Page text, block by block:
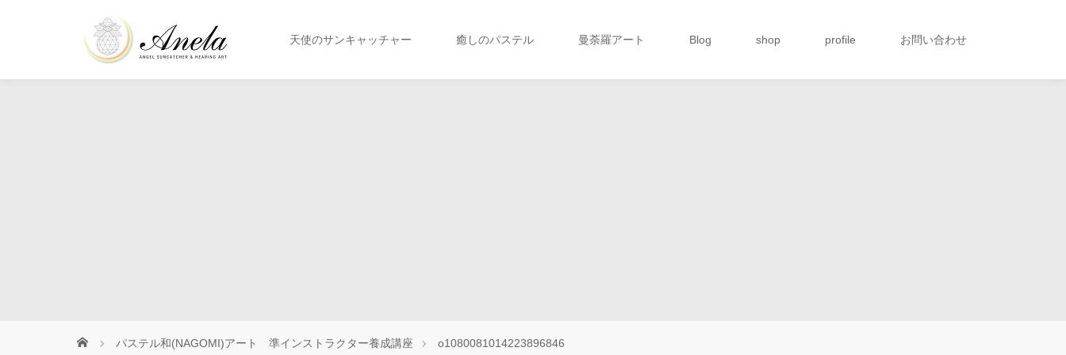
天使のサンキャッチャー 癒しのパステル 曼荼羅アート Blog shop profile お問い合わせ
パステル和(NAGOMI)アート 準インストラクター養成講座 o1080081014223896846